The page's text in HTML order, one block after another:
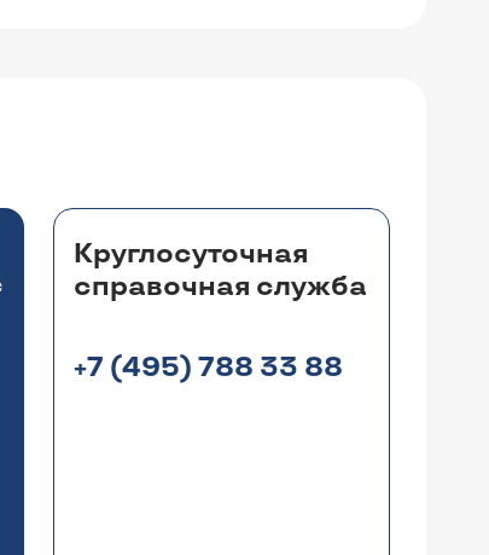
Круглосуточная
справочная служба
+7 (495) 788 33 88